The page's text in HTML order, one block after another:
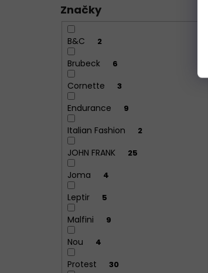
Značky
B&C 2
Brubeck 6
Cornette 3
Endurance 9
Italian Fashion 2
JOHN FRANK 25
Joma 4
Leptir 5
Malfini 9
Nou 4
Protest 30